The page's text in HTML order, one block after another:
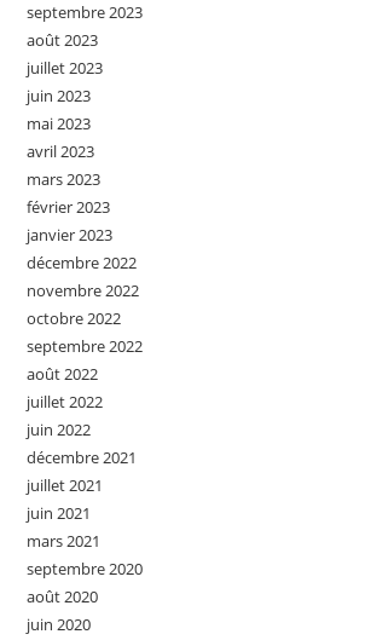
septembre 2023
août 2023
juillet 2023
juin 2023
mai 2023
avril 2023
mars 2023
février 2023
janvier 2023
décembre 2022
novembre 2022
octobre 2022
septembre 2022
août 2022
juillet 2022
juin 2022
décembre 2021
juillet 2021
juin 2021
mars 2021
septembre 2020
août 2020
juin 2020